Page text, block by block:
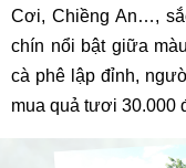
Cơi, Chiềng An…,
chín nổi bật giữa
cà phê lập đỉnh,
mua quả tươi 30.000